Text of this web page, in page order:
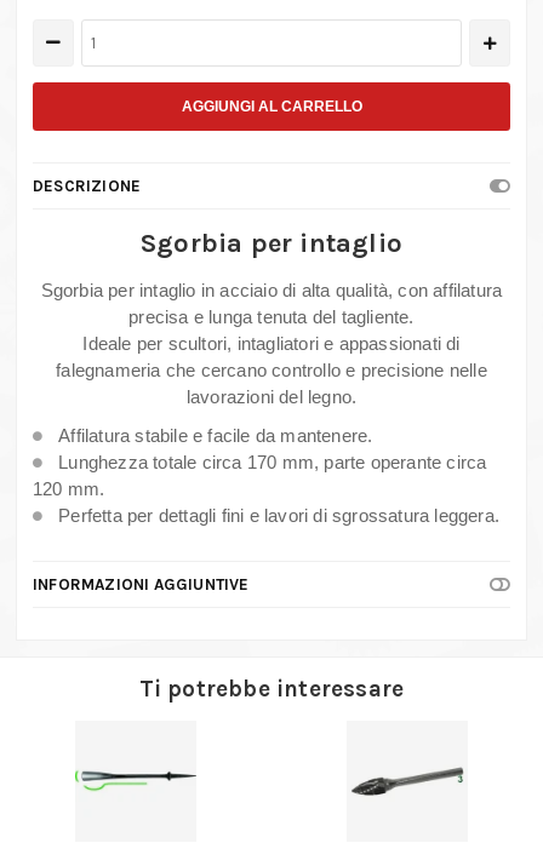
Sgorbia
in
per
legno
scultura
AGGIUNGI AL CARRELLO
DESCRIZIONE
Sgorbia per intaglio
Sgorbia per intaglio in acciaio di alta qualità, con affilatura
precisa e lunga tenuta del tagliente.
Ideale per scultori, intagliatori e appassionati di
falegnameria che cercano controllo e precisione nelle
lavorazioni del legno.
Affilatura stabile e facile da mantenere.
Lunghezza totale circa 170 mm, parte operante circa
120 mm.
Perfetta per dettagli fini e lavori di sgrossatura leggera.
INFORMAZIONI AGGIUNTIVE
Ti potrebbe interessare